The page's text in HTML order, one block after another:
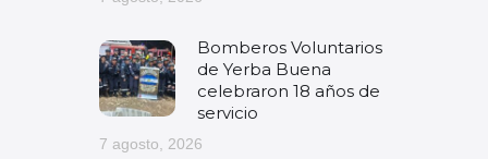
Bomberos Voluntarios
de Yerba Buena
celebraron 18 años de
servicio
7 agosto, 2026